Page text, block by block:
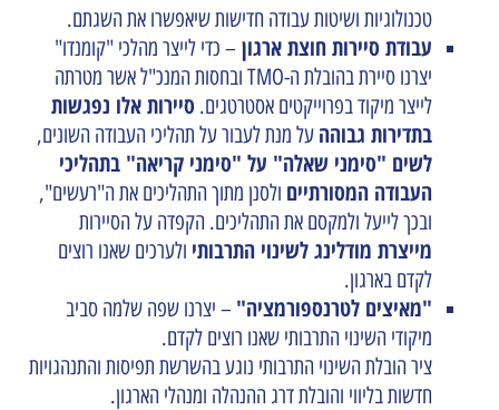
טכנולוגיות ושיטות עבודה חדישות שיאפשרו את השגתם.
עבודת סיירות חוצת ארגון – כדי לייצר מהלכי "קומנדו"
יצרנו סיירת בהובלת ה-TMO ובחסות המנכ"ל אשר מטרתה
לייצר מיקוד בפרוייקטים אסטרטגים. סיירות אלו נפגשות
בתדירות גבוהה על מנת לעבור על תהליכי העבודה השונים,
לשים "סימני שאלה" על "סימני קריאה" בתהליכי
העבודה המסורתיים ולסנן מתוך התהליכים את ה"רעשים",
ובכך לייעל ולמקסם את התהליכים. הקפדה על הסיירות
מייצרת מודלינג לשינוי התרבותי ולערכים שאנו רוצים
לקדם בארגון.
"מאיצים לטרנספורמציה" – יצרנו שפה שלמה סביב
מיקודי השינוי התרבותי שאנו רוצים לקדם.
ציר הובלת השינוי התרבותי נוגע בהשרשת תפיסות והתנהגויות
חדשות בליווי והובלת דרג ההנהלה ומנהלי הארגון.